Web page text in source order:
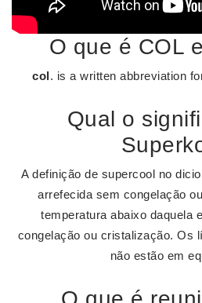
O que é COL
col. is a written abbreviation
Qual o
A definição de supercool no
arrefecida sem congelação
temperatura abaixo daquela
congelação ou cristalização. Os
não estão em